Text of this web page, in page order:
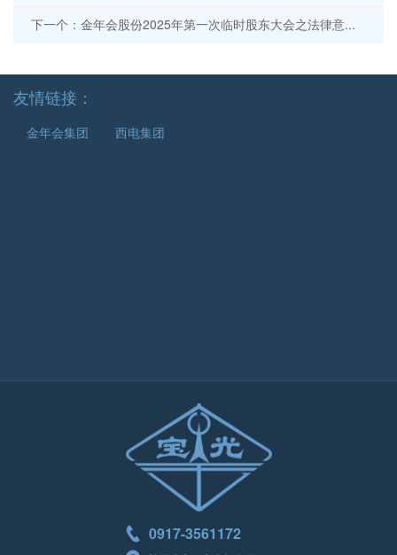
下一个：金年会股份2025年第一次临时股东大会之法律意见书
友情链接：
金年会集团 西电集团
0917-3561172